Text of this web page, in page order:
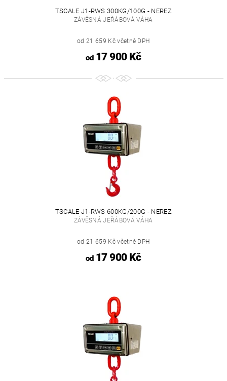
TSCALE J1-RWS 300KG/100G - NEREZ
ZÁVĚSNÁ JEŘÁBOVÁ VÁHA
od 21 659 Kč včetně DPH
od17 900 Kč
TSCALE J1-RWS 600KG/200G - NEREZ
ZÁVĚSNÁ JEŘÁBOVÁ VÁHA
od 21 659 Kč včetně DPH
od17 900 Kč